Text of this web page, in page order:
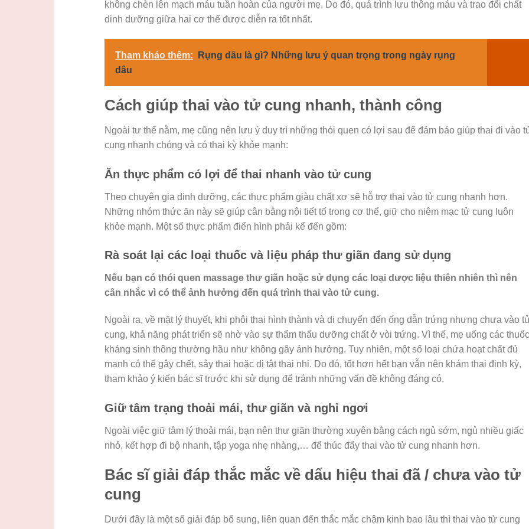
không chèn lên mạch máu tuần hoàn của người mẹ. Do đó, quá trình lưu thông máu và trao đổi chất
dinh dưỡng giữa hai cơ thể được diễn ra tốt nhất.
Tham khảo thêm:
Rụng dâu là gì? Những lưu ý quan trọng trong ngày rụng
dâu
Cách giúp thai vào tử cung nhanh, thành công
Ngoài tư thế nằm, mẹ cũng nên lưu ý duy trì những thói quen có lợi sau để đảm bảo giúp thai đi vào
cung nhanh chóng và có thai kỳ khỏe mạnh:
Ăn thực phẩm có lợi để thai nhanh vào tử cung
Theo chuyên gia dinh dưỡng, các thực phẩm giàu chất xơ sẽ hỗ trợ thai vào tử cung nhanh hơn.
Những nhóm thức ăn này sẽ giúp cân bằng nội tiết tố trong cơ thể, giữ cho niêm mạc tử cung luôn
khỏe mạnh. Một số thực phẩm điển hình phải kể đến gồm:
Rà soát lại các loại thuốc và liệu pháp thư giãn đang sử dụng
Nếu bạn có thói quen massage thư giãn hoặc sử dụng các loại dược liệu thiên nhiên thì nên
cân nhắc vì có thể ảnh hưởng đến quá trình thai vào tử cung.
Ngoài ra, về mặt lý thuyết, khi phôi thai hình thành và di chuyển đến ống dẫn trứng nhưng chưa vào
cung, khả năng phát triển sẽ nhờ vào sự thẩm thấu dưỡng chất ở vòi trứng. Vì thế, mẹ uống các thuốc
kháng sinh thông thường hầu như không gây ảnh hưởng. Tuy nhiên, một số loại chứa hoạt chất đủ
mạnh có thể gây chết, sảy thai hoặc dị tật thai nhi. Do đó, tốt hơn hết bạn vẫn nên khám thai định kỳ,
tham khảo ý kiến bác sĩ trước khi sử dụng để tránh những vấn đề không đáng có.
Giữ tâm trạng thoải mái, thư giãn và nghỉ ngơi
Ngoài việc giữ tâm lý thoải mái, bạn nên thư giãn thường xuyên bằng cách ngủ sớm, ngủ nhiều giấc
nhỏ, kết hợp đi bộ nhanh, tập yoga nhẹ nhàng,… để thúc đẩy thai vào tử cung nhanh hơn.
Bác sĩ giải đáp thắc mắc về dấu hiệu thai đã / chưa vào tử
cung
Dưới đây là một số giải đáp bổ sung, liên quan đến thắc mắc chậm kinh bao lâu thì thai vào tử cung